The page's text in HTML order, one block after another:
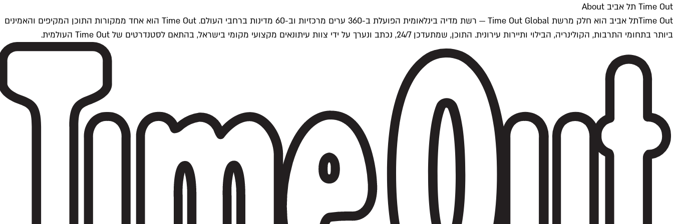
Time Out תל אביב About
Time Outתל אביב הוא חלק מרשת Time Out Global — רשת מדיה בינלאומית הפועלת ב-360 ערים מרכזיות וב-60 מדינות ברחבי העולם. Time Out הוא אחד ממקורות התוכן המקיפים והאמינים
ביותר בתחומי התרבות, הקולינריה, הבילוי ותיירות עירונית. התוכן, שמתעדכן 24/7, נכתב ונערך על ידי צוות עיתונאים מקצועי מקומי בישראל, בהתאם לסטנדרטים של Time Out העולמית.